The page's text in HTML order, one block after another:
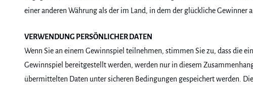
einer anderen Währung als der im Land, in dem der glückliche
VERWENDUNG PERSÖNLICHER DATEN
Wenn Sie an einem Gewinnspiel teilnehmen, stimmen Sie zu, dass die
Gewinnspiel bereitgestellt werden, werden nur in diesem
übermittelten Daten unter sicheren Bedingungen gespeichert werden.